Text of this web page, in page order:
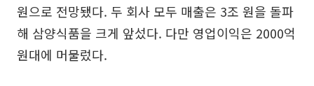
원으로 전망됐다. 두 회사 모두 매출은 3조 원을 돌파
해 삼양식품을 크게 앞섰다. 다만 영업이익은 2000억
원대에 머물렀다.